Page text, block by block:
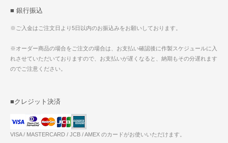
■ 銀行振込
※ご入金はご注文日より5日以内のお振込みをお願いしております。
※オーダー商品の場合をご注文の場合は、お支払い確認後に作製スケジュールに入
れさせていただいておりますので、お支払いが遅くなると、納期もその分遅れます
のでご注意ください。
■クレジット決済
VISA / MASTERCARD / JCB / AMEX のカードがお使いいただけます。